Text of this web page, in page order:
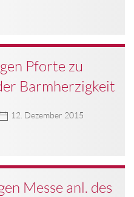
Pforte zu
Barmherzigkeit
12. Dezember 2015
Messe anl. des